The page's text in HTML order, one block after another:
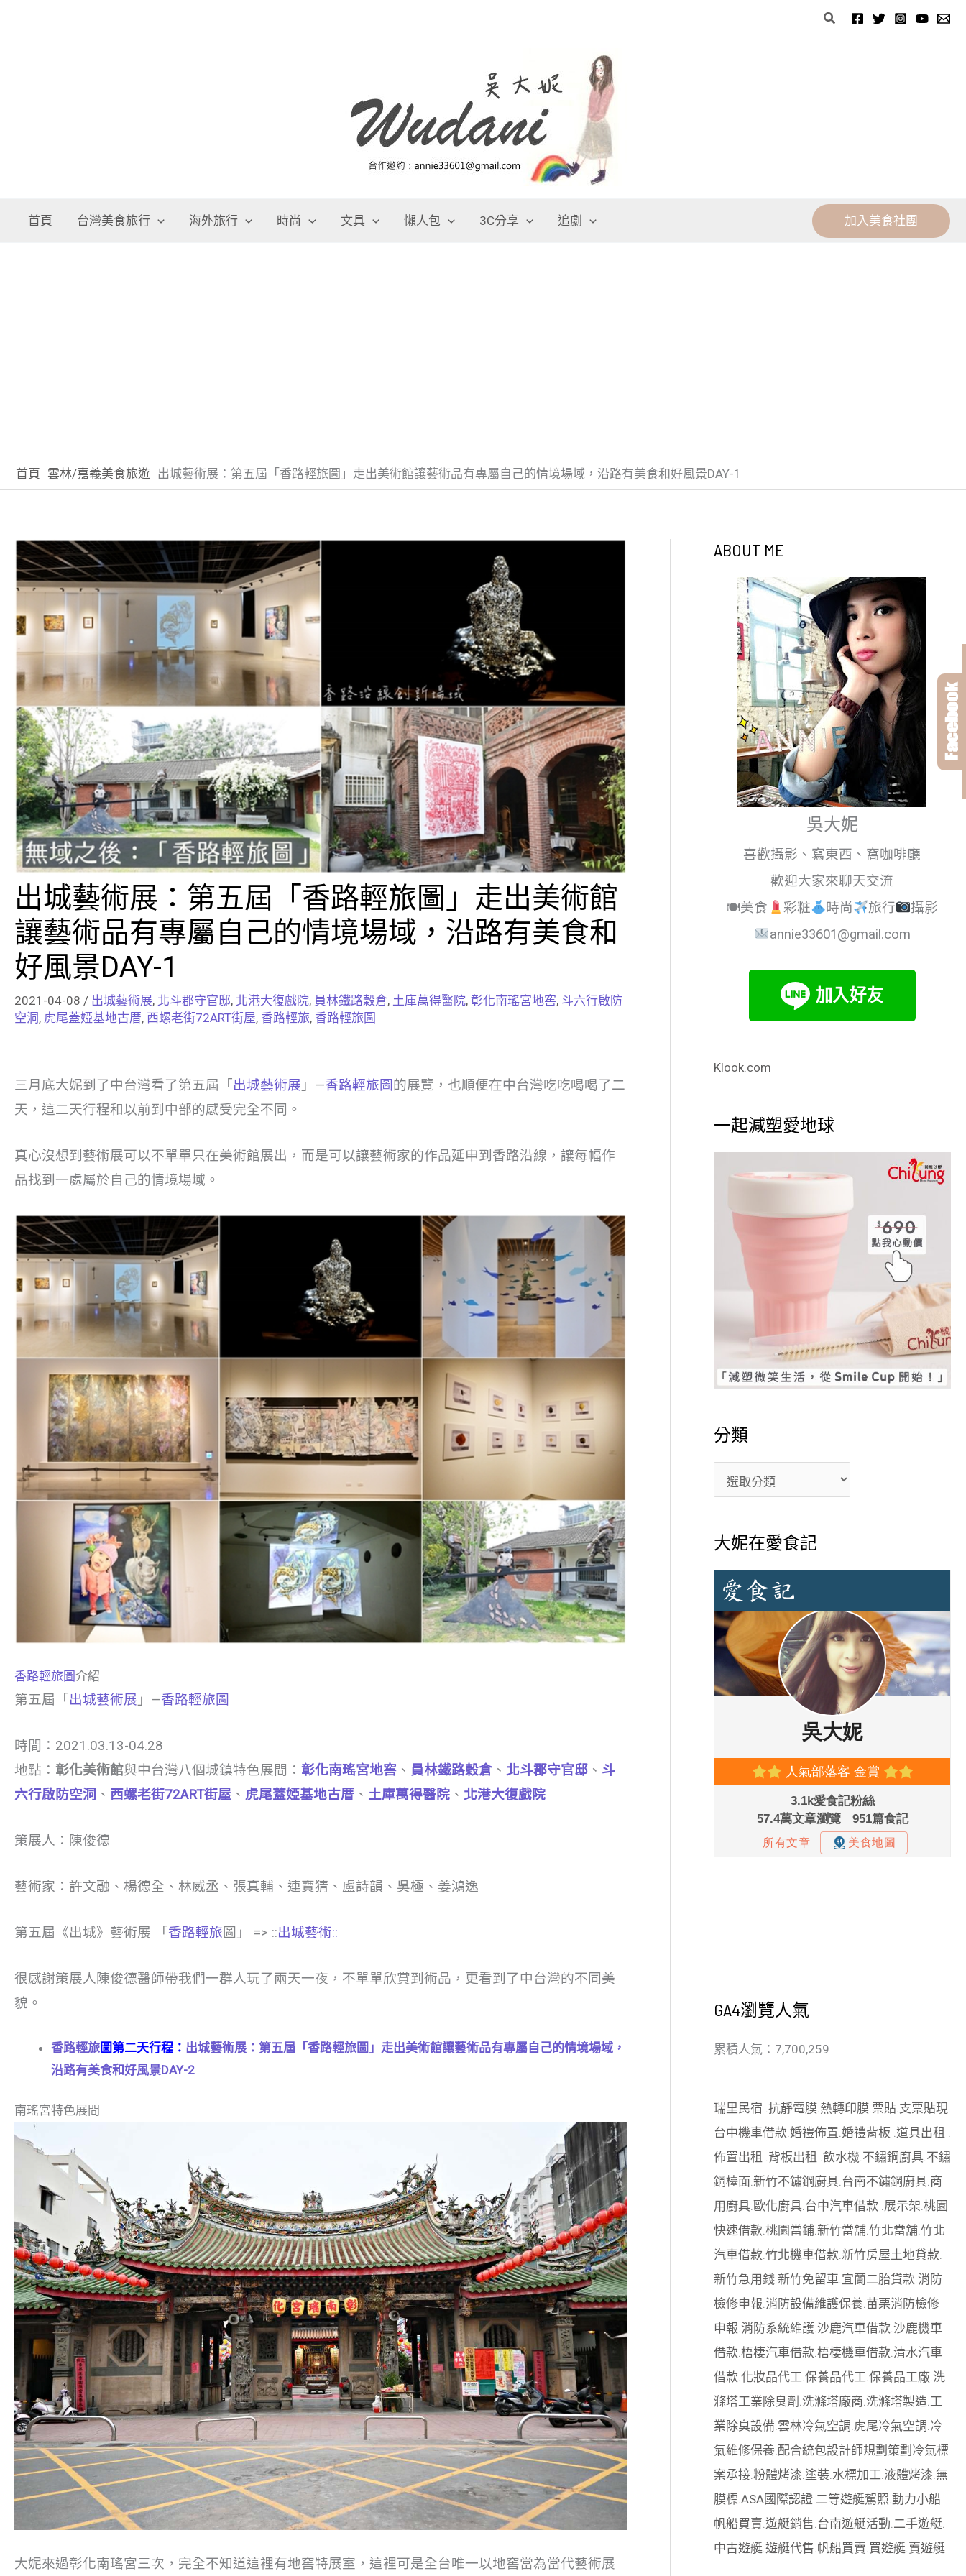
搜
首頁 台灣美食旅行 海外旅行 時尚 文具 懶人包 3C分享 追劇 加入美食社團
首頁 雲林/嘉義美食旅遊 出城藝術展：第五屆「香路輕旅圖」走出美術館讓藝術品有專屬自己的情境場域，沿路有美食和好風景DAY-1
出城藝術展：第五屆「香路輕旅圖」走出美術館
讓藝術品有專屬自己的情境場域，沿路有美食和
好風景DAY-1
2021-04-08 / 出城藝術展, 北斗郡守官邸, 北港大復戲院, 員林鐵路穀倉, 土庫萬得醫院, 彰化南瑤宮地窖, 斗六行啟防
空洞, 虎尾蓋婭基地古厝, 西螺老街72ART街屋, 香路輕旅, 香路輕旅圖
三月底大妮到了中台灣看了第五屆「 出城藝術展 」—香路輕旅圖的展覽，也順便在中台灣吃吃喝喝了二
天，這二天行程和以前到中部的感受完全不同。
真心沒想到藝術展可以不單單只在美術館展出，而是可以讓藝術家的作品延申到香路沿線，讓每幅作
品找到一處屬於自己的情境場域。
香路輕旅圖介紹
第五屆「 出城藝術展」—香路輕旅圖
時間：2021.03.13-04.28
地點： 彰化美術館與中台灣八個城鎮特色展間： 彰化南瑤宮地窖 、 員林鐵路穀倉 、 北斗郡守官邸 、 斗
六行啟防空洞 、 西螺老街72ART街屋 、 虎尾蓋婭基地古厝 、 土庫萬得醫院 、 北港大復戲院
策展人：陳俊德
藝術家：許文融、楊德全、林威丞、張真輔、連寶猜、盧詩韻、吳極、姜鴻逸
第五屆《出城》藝術展 「 香路輕旅圖」 => ::出城藝術::
很感謝策展人陳俊德醫師帶我們一群人玩了兩天一夜，不單單欣賞到術品，更看到了中台灣的不同美
貌。
香路輕旅圖第二天行程： 出城藝術展：第五屆「香路輕旅圖」走出美術館讓藝術品有專屬自己的情境場域，
沿路有美食和好風景DAY-2
南瑤宮特色展間
大妮來過彰化南瑤宮三次，完全不知道這裡有地窖特展室，這裡可是全台唯一以地窖當為當代藝術展
ABOUT ME
吳大妮
喜歡攝影、寫東西、窩咖啡廳
歡迎大家來聊天交流
🍽美食
彩粧 時尚 旅行
攝影
annie33601@gmail.com
Klook.com
一起減塑愛地球
分類
大妮在愛食記
GA4瀏覽人氣
累積人氣：7,700,259
瑞里民宿 抗靜電膜. 熱轉印膜. 票貼. 支票貼現
台中機車借款 婚禮佈置 婚禮背板 道具出租
佈置出租 背板出租 飲水機 不鏽鋼廚具. 不鏽
鋼檯面 新竹不鏽鋼廚具. 台南不鏽鋼廚具. 商
用廚具. 歐化廚具. 台中汽車借款 展示架 桃園
快速借款 桃園當鋪. 新竹當舖. 竹北當舖. 竹北
汽車借款 竹北機車借款 新竹房屋土地貸款
新竹急用錢. 新竹免留車. 宜蘭二胎貸款 消防
檢修申報 消防設備維護保養 苗栗消防檢修
申報 消防系統維護. 沙鹿汽車借款 沙鹿機車
借款 梧棲汽車借款 梧棲機車借款 清水汽車
借款 化妝品代工 保養品代工 保養品工廠. 洗
滌塔工業除臭劑 洗滌塔廠商 洗滌塔製造 工
業除臭設備 雲林冷氣空調 虎尾冷氣空調 冷
氣維修保養 配合統包設計師規劃策劃 冷氣標
案承接. 粉體烤漆 塗裝 水標加工 液體烤漆 無
膜標 ASA國際認證. 二等遊艇駕照 動力小船
帆船買賣 遊艇銷售 台南遊艇活動 二手遊艇.
中古遊艇. 遊艇代售 帆船買賣 買遊艇. 賣遊艇